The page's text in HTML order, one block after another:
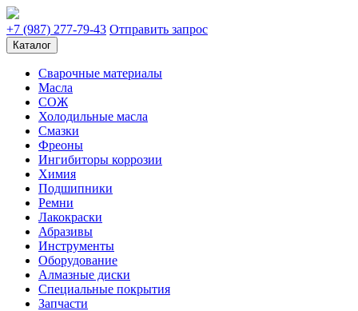
+7 (987) 277-79-43 Отправить запрос
Каталог
Сварочные материалы
Масла
СОЖ
Холодильные масла
Смазки
Фреоны
Ингибиторы коррозии
Химия
Подшипники
Ремни
Лакокраски
Абразивы
Инструменты
Оборудование
Алмазные диски
Специальные покрытия
Запчасти